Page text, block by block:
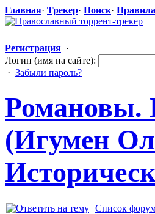
Главная· Трекер· Поиск· Правила
Регистрация ·
Логин (имя на сайте):
· Забыли пароль?
Романовы.
(Игумен
Список